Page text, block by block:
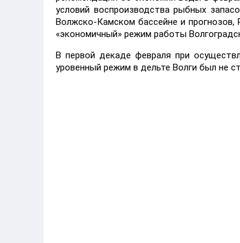
условий воспроизводства рыбных
Волжско-Камском бассейне и прогнозов,
«экономичный» режим работы
В первой декаде февраля при
уровенный режим в дельте Волги был не